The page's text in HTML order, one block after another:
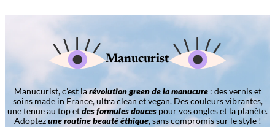
Manucurist
Manucurist, c’est larévolution green de la manucure: des vernis et
soins made in France, ultra clean et vegan. Des couleurs vibrantes,
une tenue au top etdes formules douces pour vos ongles et la planète.
Adoptezune routine beauté éthique, sans compromis sur le style !